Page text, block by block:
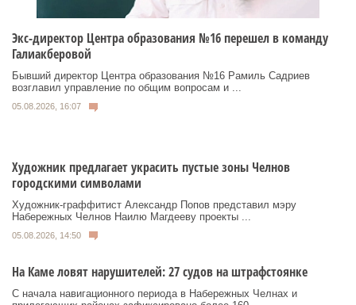
Экс-директор Центра образования №16 перешел в команду
Галиакберовой
Бывший директор Центра образования №16 Рамиль Садриев
возглавил управление по общим вопросам и ...
05.08.2026, 16:07
Художник предлагает украсить пустые зоны Челнов
городскими символами
Художник‑граффитист Александр Попов представил мэру
Набережных Челнов Наилю Магдееву проекты ...
05.08.2026, 14:50
На Каме ловят нарушителей: 27 судов на штрафстоянке
С начала навигационного периода в Набережных Челнах и